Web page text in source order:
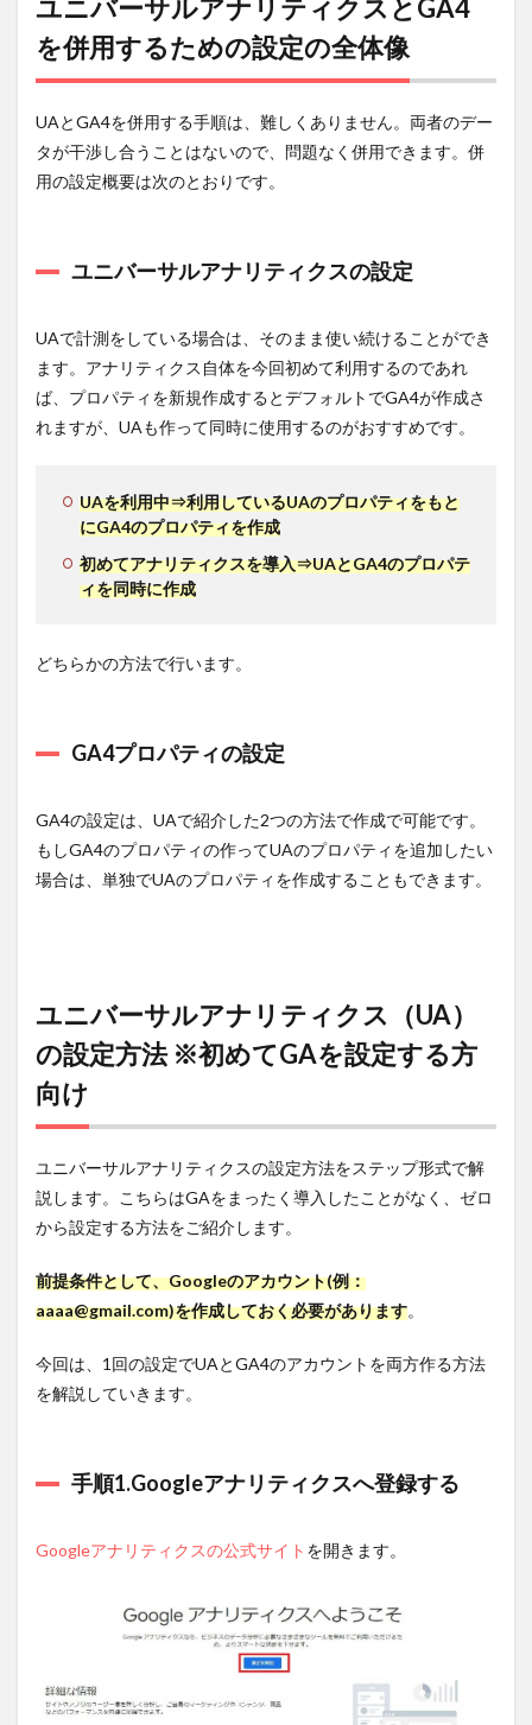
ユニバーサルアナリティクスとGA4
を併用するための設定の全体像
UAとGA4を併用する手順は、難しくありません。両者のデー
タが干渉し合うことはないので、問題なく併用できます。併
用の設定概要は次のとおりです。
ユニバーサルアナリティクスの設定
UAで計測をしている場合は、そのまま使い続けることができ
ます。アナリティクス自体を今回初めて利用するのであれ
ば、プロパティを新規作成するとデフォルトでGA4が作成さ
れますが、UAも作って同時に使用するのがおすすめです。
UAを利用中⇒利用しているUAのプロパティをもと
にGA4のプロパティを作成
初めてアナリティクスを導入⇒UAとGA4のプロパテ
ィを同時に作成
どちらかの方法で行います。
GA4プロパティの設定
GA4の設定は、UAで紹介した2つの方法で作成で可能です。
もしGA4のプロパティの作ってUAのプロパティを追加したい
場合は、単独でUAのプロパティを作成することもできます。
ユニバーサルアナリティクス（UA）
の設定方法 ※初めてGAを設定する方
向け
ユニバーサルアナリティクスの設定方法をステップ形式で解
説します。こちらはGAをまったく導入したことがなく、ゼロ
から設定する方法をご紹介します。
前提条件として、Googleのアカウント(例：
aaaa@gmail.com)を作成しておく必要があります。
今回は、1回の設定でUAとGA4のアカウントを両方作る方法
を解説していきます。
手順1.Googleアナリティクスへ登録する
Googleアナリティクスの公式サイト を開きます。